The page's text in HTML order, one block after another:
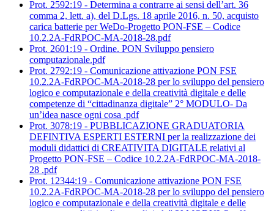
Prot. 2592:19 - Determina a contrarre ai sensi dell’art. 36
comma 2, lett. a), del D.Lgs. 18 aprile 2016, n. 50, acquisto
carica batterie per WeDo-Progetto PON-FSE – Codice
10.2.2A-FdRPOC-MA-2018-28.pdf
Prot. 2601:19 - Ordine. PON Sviluppo pensiero
computazionale.pdf
Prot. 2792:19 - Comunicazione attivazione PON FSE
10.2.2A-FdRPOC-MA-2018-28 per lo sviluppo del pensiero
logico e computazionale e della creatività digitale e delle
competenze di “cittadinanza digitale” 2° MODULO- Da
un’idea nasce ogni cosa .pdf
Prot. 3078:19 - PUBBLICAZIONE GRADUATORIA
DEFINTIVA ESPERTI ESTERNI per la realizzazione dei
moduli didattici di CREATIVITA DIGITALE relativi al
Progetto PON-FSE – Codice 10.2.2A-FdRPOC-MA-2018-
28 .pdf
Prot. 12344:19 - Comunicazione attivazione PON FSE
10.2.2A-FdRPOC-MA-2018-28 per lo sviluppo del pensiero
logico e computazionale e della creatività digitale e delle